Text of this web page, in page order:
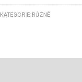
KATEGORIE: RŮZNÉ